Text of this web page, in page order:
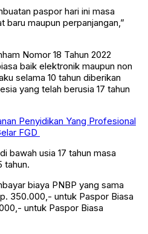
paspor hari ini masa
baru maupun perpanjangan,”
Nomor 18 Tahun 2022
baik elektronik maupun non
selama 10 tahun diberikan
yang telah berusia 17 tahun
Penyidikan Yang Profesional
FGD
bawah usia 17 tahun masa
tahun.
biaya PNBP yang sama
350.000,- untuk Paspor Biasa
untuk Paspor Biasa